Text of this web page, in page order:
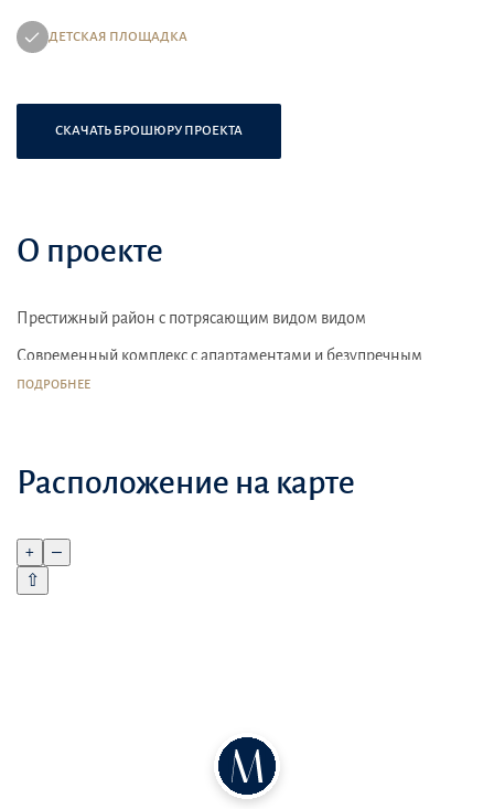
ДЕТСКАЯ ПЛОЩАДКА
СКАЧАТЬ БРОШЮРУ ПРОЕКТА
О проекте
Престижный район с потрясающим видом видом
Современный комплекс с апартаментами и безупречным
сервисом
ПОДРОБНЕЕ
Расположение на карте
+
–
⇧